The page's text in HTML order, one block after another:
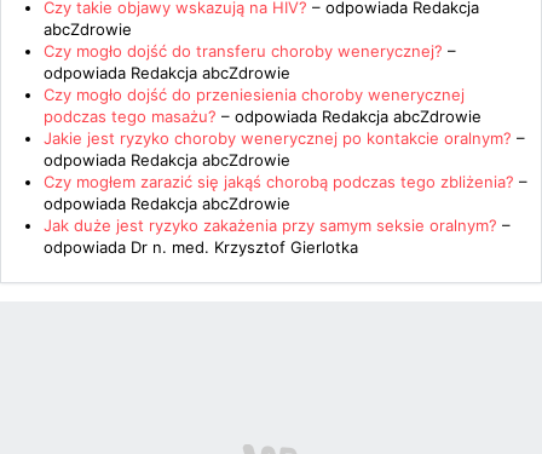
Czy takie objawy wskazują na HIV? – odpowiada Redakcja
abcZdrowie
Czy mogło dojść do transferu choroby wenerycznej? –
odpowiada Redakcja abcZdrowie
Czy mogło dojść do przeniesienia choroby wenerycznej
podczas tego masażu? – odpowiada Redakcja abcZdrowie
Jakie jest ryzyko choroby wenerycznej po kontakcie oralnym? –
odpowiada Redakcja abcZdrowie
Czy mogłem zarazić się jakąś chorobą podczas tego zbliżenia? –
odpowiada Redakcja abcZdrowie
Jak duże jest ryzyko zakażenia przy samym seksie oralnym? –
odpowiada Dr n. med. Krzysztof Gierlotka